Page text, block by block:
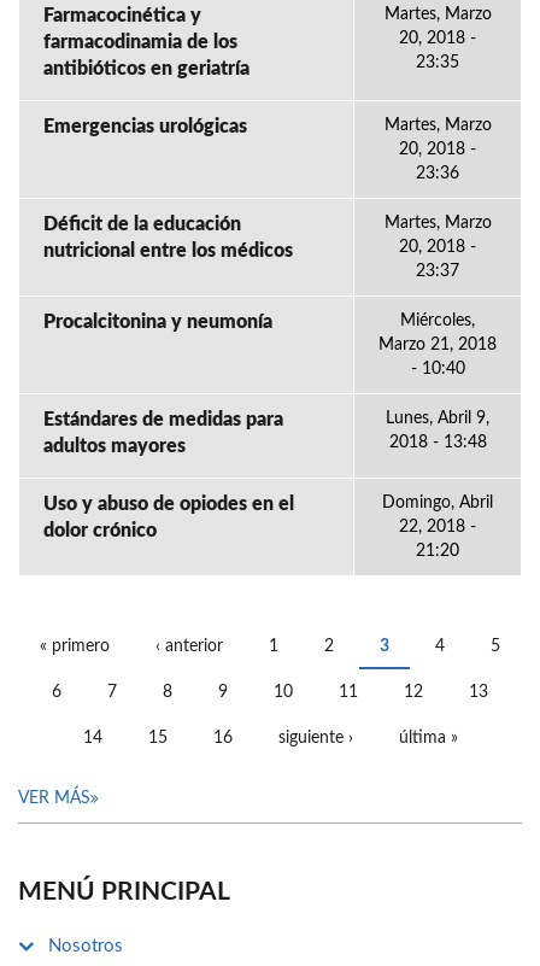
Farmacocinética y
farmacodinamia de los
antibióticos en geriatría
Martes, Marzo
20, 2018 -
23:35
Emergencias urológicas
Martes, Marzo
20, 2018 -
23:36
Déficit de la educación
nutricional entre los médicos
Martes, Marzo
20, 2018 -
23:37
Procalcitonina y neumonía
Miércoles,
Marzo 21, 2018
- 10:40
Estándares de medidas para
adultos mayores
Lunes, Abril 9,
2018 - 13:48
Uso y abuso de opiodes en el
dolor crónico
Domingo, Abril
22, 2018 -
21:20
« primero ‹ anterior 1 2 3 4 5
6 7 8 9 10 11 12 13
14 15 16 siguiente › última »
VER MÁS
MENÚ PRINCIPAL
Nosotros